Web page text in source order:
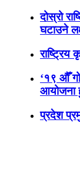
दोस्रो
घटाउने
राष्ट्रिय
‘१९ औँ
आयोजना
प्रदेश